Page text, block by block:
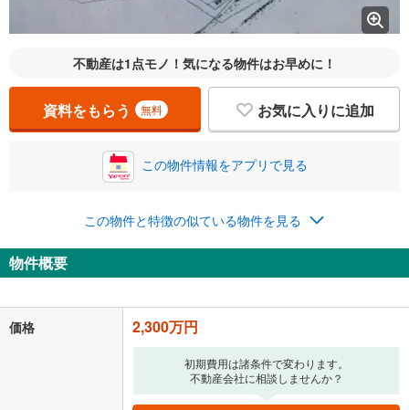
不動産は1点モノ！気になる物件はお早めに！
資料をもらう 無料 お気に入りに追加
この物件情報をアプリで見る
この物件と特徴の似ている物件を見る
物件概要
価格 2,300万円
初期費用は諸条件で変わります。
不動産会社に相談しませんか？